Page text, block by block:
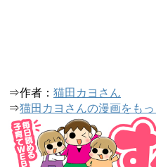
⇒作者： 猫田カヨさん
⇒猫田カヨさんの漫画をも